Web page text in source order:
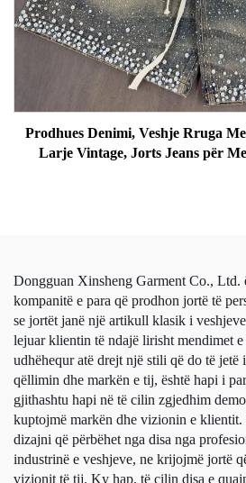
Prodhues Denimi, Veshje Rruga
Larje Vintage, Jorts Jeans për
Dongguan Xinsheng Garment Co., Ltd.
kompanitë e para që prodhon jortë të
se jortët janë një artikull klasik i
lejuar klientin të ndajë lirisht mendimet
udhëhequr atë drejt një stili që do të jetë
qëllimin dhe markën e tij, është hapi i
gjithashtu hapi në të cilin zgjedhim
kuptojmë markën dhe vizionin e klientit.
dizajni që përbëhet nga disa nga
industrinë e veshjeve, ne krijojmë jortë
vizionit të tij. Ky hap, të cilin disa e